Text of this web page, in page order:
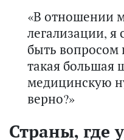
«В отношении
легализации, я
быть вопросом
такая большая
медицинскую
верно?»
Страны, где